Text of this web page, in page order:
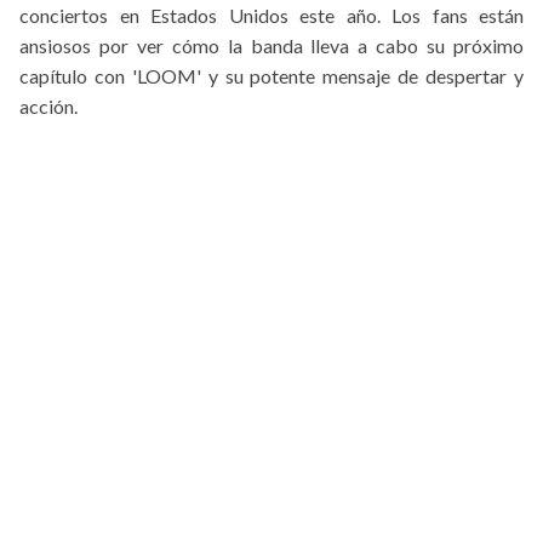
conciertos en Estados Unidos este año. Los fans están
ansiosos por ver cómo la banda lleva a cabo su próximo
capítulo con 'LOOM' y su potente mensaje de despertar y
acción.